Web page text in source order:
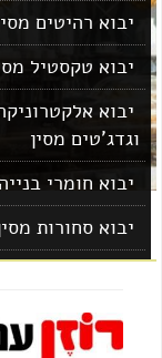
יבוא רהיטים מסין
יבוא טקסטיל מסין
יבוא אלקטרוניקה
וגדג'טים מסין
יבוא חומרי בנייה
יבוא סחורות מסין